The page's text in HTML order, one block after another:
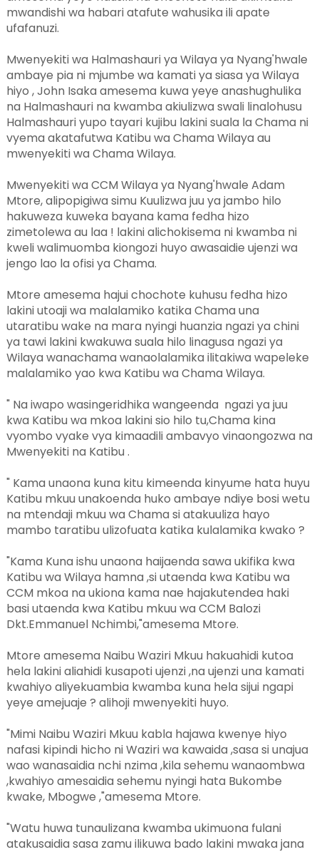
mwandishi wa habari atafute wahusika ili apate
ufafanuzi.
Mwenyekiti wa Halmashauri ya Wilaya ya Nyang'hwale
ambaye pia ni mjumbe wa kamati ya siasa ya Wilaya
hiyo , John Isaka amesema kuwa yeye anashughulika
na Halmashauri na kwamba akiulizwa swali linalohusu
Halmashauri yupo tayari kujibu lakini suala la Chama ni
vyema akatafutwa Katibu wa Chama Wilaya au
mwenyekiti wa Chama Wilaya.
Mwenyekiti wa CCM Wilaya ya Nyang'hwale Adam
Mtore, alipopigiwa simu Kuulizwa juu ya jambo hilo
hakuweza kuweka bayana kama fedha hizo
zimetolewa au laa ! lakini alichokisema ni kwamba ni
kweli walimuomba kiongozi huyo awasaidie ujenzi wa
jengo lao la ofisi ya Chama.
Mtore amesema hajui chochote kuhusu fedha hizo
lakini utoaji wa malalamiko katika Chama una
utaratibu wake na mara nyingi huanzia ngazi ya chini
ya tawi lakini kwakuwa suala hilo linagusa ngazi ya
Wilaya wanachama wanaolalamika ilitakiwa wapeleke
malalamiko yao kwa Katibu wa Chama Wilaya.
" Na iwapo wasingeridhika wangeenda ngazi ya juu
kwa Katibu wa mkoa lakini sio hilo tu,Chama kina
vyombo vyake vya kimaadili ambavyo vinaongozwa na
Mwenyekiti na Katibu .
" Kama unaona kuna kitu kimeenda kinyume hata huyu
Katibu mkuu unakoenda huko ambaye ndiye bosi wetu
na mtendaji mkuu wa Chama si atakuuliza hayo
mambo taratibu ulizofuata katika kulalamika kwako ?
"Kama Kuna ishu unaona haijaenda sawa ukifika kwa
Katibu wa Wilaya hamna ,si utaenda kwa Katibu wa
CCM mkoa na ukiona kama nae hajakutendea haki
basi utaenda kwa Katibu mkuu wa CCM Balozi
Dkt.Emmanuel Nchimbi,"amesema Mtore.
Mtore amesema Naibu Waziri Mkuu hakuahidi kutoa
hela lakini aliahidi kusapoti ujenzi ,na ujenzi una kamati
kwahiyo aliyekuambia kwamba kuna hela sijui ngapi
yeye amejuaje ? alihoji mwenyekiti huyo.
"Mimi Naibu Waziri Mkuu kabla hajawa kwenye hiyo
nafasi kipindi hicho ni Waziri wa kawaida ,sasa si unajua
wao wanasaidia nchi nzima ,kila sehemu wanaombwa
,kwahiyo amesaidia sehemu nyingi hata Bukombe
kwake, Mbogwe ,"amesema Mtore.
"Watu huwa tunaulizana kwamba ukimuona fulani
atakusaidia sasa zamu ilikuwa bado lakini mwaka jana